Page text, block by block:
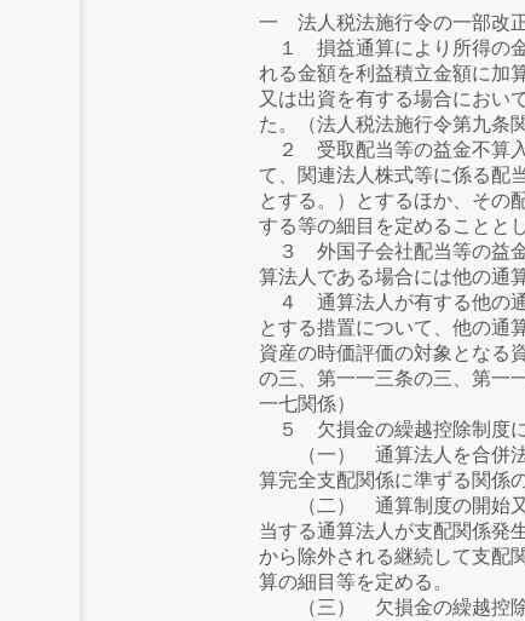
一 法人税法施行令の一部改
１ 損益通算により所得の金
れる金額を利益積立金額に加
又は出資を有する場合におい
た。（法人税法施行令第九条関
２ 受取配当等の益金不算入
て、関連法人株式等に係る配
とする。）とするほか、その
する等の細目を定めることと
３ 外国子会社配当等の益金
算法人である場合には他の通
４ 通算法人が有する他の通
とする措置について、他の通
資産の時価評価の対象となる
の三、第一一三条の三、第一
一七関係）
５ 欠損金の繰越控除制度に
（一） 通算法人を合併法人
算完全支配関係に準ずる関係
（二） 通算制度の開始又は
当する通算法人が支配関係発
から除外される継続して支配
算の細目等を定める。
（三） 欠損金の繰越控除制